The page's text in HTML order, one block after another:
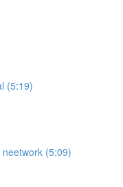
(5:19)
(5:09)